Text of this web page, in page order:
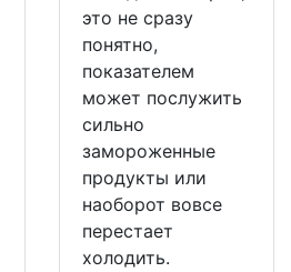
это не сразу
понятно,
показателем
может послужить
сильно
замороженные
продукты или
наоборот вовсе
перестает
холодить.